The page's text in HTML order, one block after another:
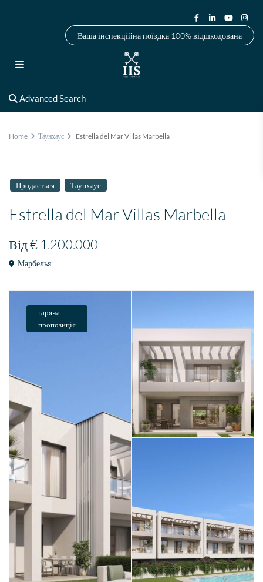
Ваша інспекційна поїздка 100% відшкодована
Advanced Search
Home Таунхаус Estrella del Mar Villas Marbella
Продається Таунхаус
Estrella del Mar Villas Marbella
Від€ 1.200.000
Марбелья
гаряча
пропозиція